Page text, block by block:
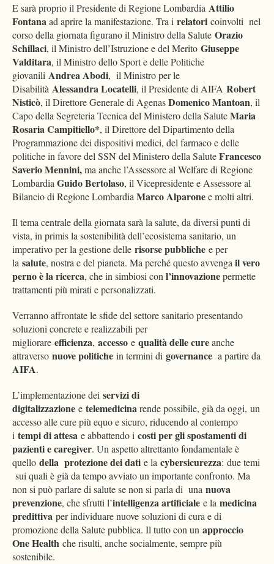
E sarà proprio il Presidente di Regione Lombardia Attilio
Fontanaad aprire la manifestazione. Tra i relatori coinvolti nel
corso della giornata figurano il Ministro della Salute Orazio
Schillaci, il Ministro dell’Istruzione e del Merito Giuseppe
Valditara, il Ministro dello Sport e delle Politiche
giovanili Andrea Abodi, il Ministro per le
Disabilità Alessandra Locatelli, il Presidente di AIFA Robert
Nisticò, il Direttore Generale di AgenasDomenico Mantoan, il
Capo della Segreteria Tecnica del Ministero della SaluteMaria
Rosaria Campitiello*, il Direttore del Dipartimento della
Programmazione dei dispositivi medici, del farmaco e delle
politiche in favore del SSN del Ministero della SaluteFrancesco
Saverio Mennini,ma anche l’Assessore al Welfare di Regione
LombardiaGuido Bertolaso, il Vicepresidente e Assessore al
Bilancio di Regione LombardiaMarco Alparonee molti altri.
Il tema centrale della giornata sarà la salute, da diversi punti di
vista, in primis la sostenibilità dell’ecosistema sanitario, un
imperativo per la gestione delle risorse pubbliche e per
la salute, nostra e del pianeta. Ma perché questo avvengail vero
perno è la ricerca, che in simbiosi conl’innovazionepermette
trattamenti più mirati e personalizzati.
Verranno affrontate le sfide del settore sanitario presentando
soluzioni concrete e realizzabili per
migliorare efficienza, accesso e qualità delle cureanche
attraverso nuove politiche in termini di governance a partire da
AIFA.
L’implementazione dei servizi di
digitalizzazione e telemedicinarende possibile, già da oggi, un
accesso alle cure più equo e sicuro, riducendo al contempo
i tempi di attesa e abbattendo i costi per gli spostamenti di
pazienti e caregiver. Un aspetto altrettanto fondamentale è
quello della protezione dei dati e la cybersicurezza: due temi
sui quali è già da tempo avviato un importante confronto. Ma
non si può parlare di salute se non si parla di una nuova
prevenzione, che sfrutti l’intelligenza artificiale e la medicina
predittiva per individuare nuove soluzioni di cura e di
promozione della Salute pubblica. Il tutto con un approccio
One Health che risulti, anche socialmente, sempre più
sostenibile.